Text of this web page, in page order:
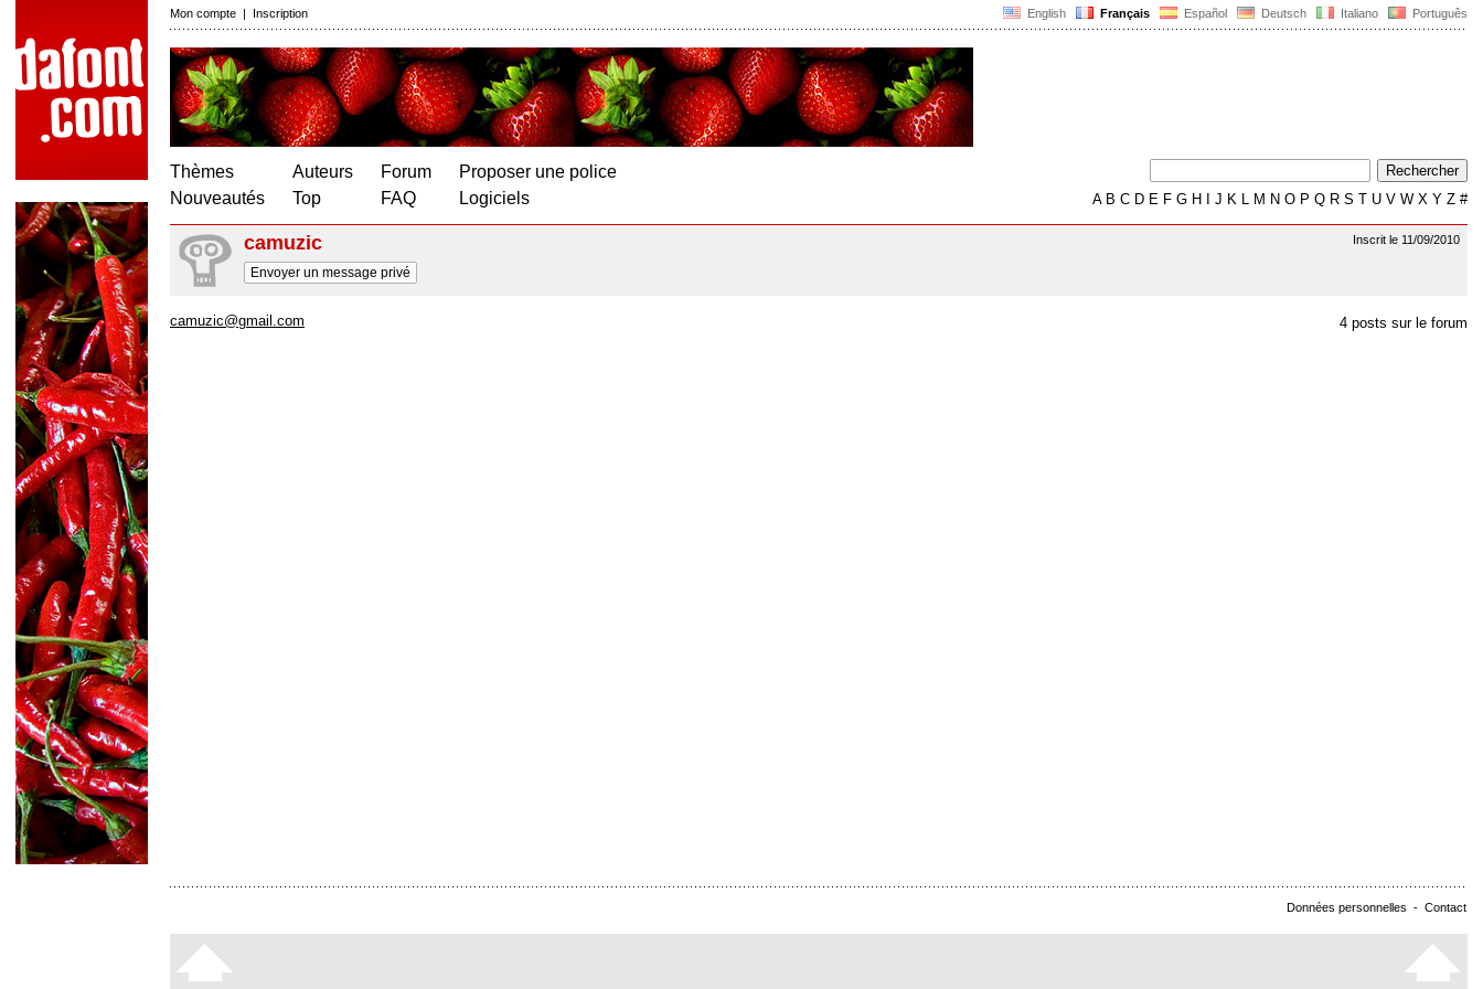
English Français Español Deutsch Italiano Português
Mon compte | Inscription
Thèmes
Nouveautés
Auteurs
Top
Forum
FAQ
Proposer une police
Logiciels
AB C D E F G H J K L M N O P Q R S T U V W X Y Z #
Inscrit le 11/09/2010
camuzic
Envoyer un message privé
4 posts sur le forum
camuzic@gmail.com
Données personnelles - Contact